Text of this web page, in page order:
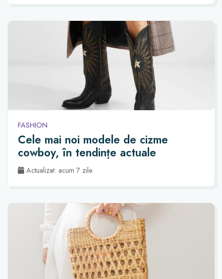
FASHION
Cele mai noi modele de cizme
cowboy, în tendințe actuale
Actualizat: acum 7 zile